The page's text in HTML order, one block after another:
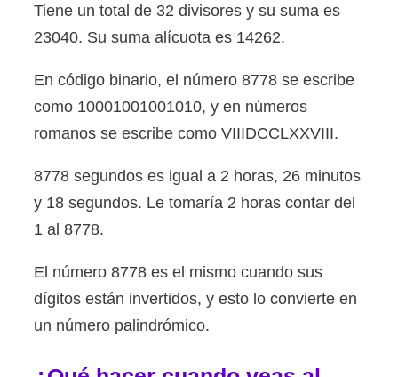
Tiene un total de 32 divisores y su suma es
23040. Su suma alícuota es 14262.
En código binario, el número 8778 se escribe
como 10001001001010, y en números
romanos se escribe como VIIIDCCLXXVIII.
8778 segundos es igual a 2 horas, 26 minutos
y 18 segundos. Le tomaría 2 horas contar del
1 al 8778.
El número 8778 es el mismo cuando sus
dígitos están invertidos, y esto lo convierte en
un número palindrómico.